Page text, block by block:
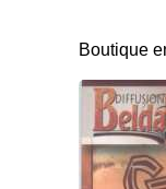
Boutique